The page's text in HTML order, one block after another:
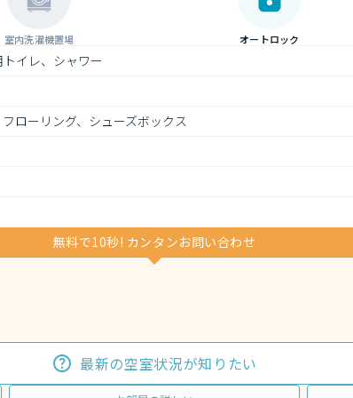
室内洗濯機置場 オートロック
イレ、シャワー
ローリング、シューズボックス
無料で10秒! カンタンお問い合わせ
最新の空室状況が知りたい